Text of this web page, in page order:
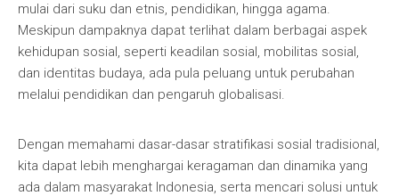
mulai dari suku dan etnis, pendidikan, hingga agama.
Meskipun dampaknya dapat terlihat dalam berbagai aspek
kehidupan sosial, seperti keadilan sosial, mobilitas sosial,
dan identitas budaya, ada pula peluang untuk perubahan
melalui pendidikan dan pengaruh globalisasi.
Dengan memahami dasar-dasar stratifikasi sosial tradisional,
kita dapat lebih menghargai keragaman dan dinamika yang
ada dalam masyarakat Indonesia, serta mencari solusi untuk